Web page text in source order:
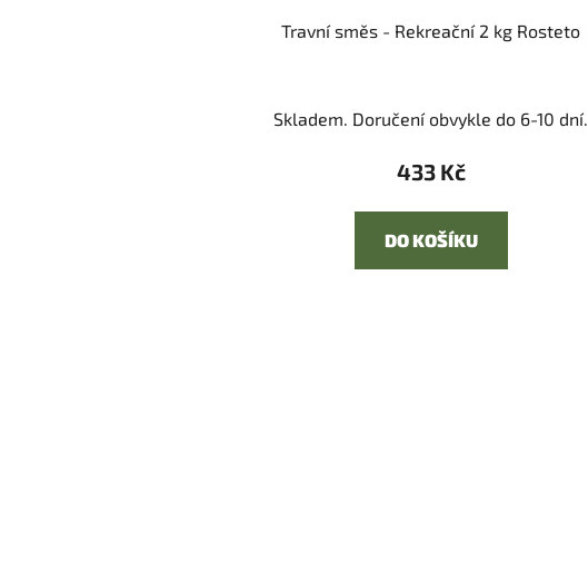
Travní směs - Rekreační 2 kg Rosteto
Skladem. Doručení obvykle do 6-10 dní.
433 Kč
DO KOŠÍKU